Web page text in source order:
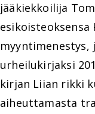
jääkiekkoilija
esikoisteoksensa
myyntimenestys,
urheilukirjaksi
kirjan Liian rikki
aiheuttamasta